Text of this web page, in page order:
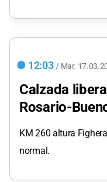
12:03 / Mar.
Calzada
Rosario-
KM 260 altura
normal.